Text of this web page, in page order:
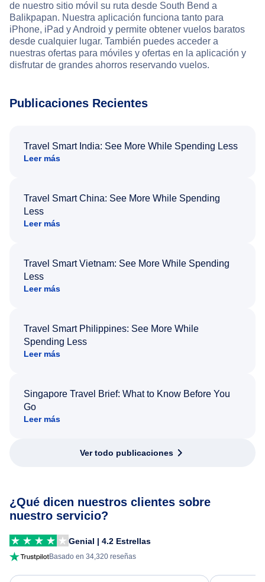
de nuestro sitio móvil su ruta desde South Bend a
Balikpapan. Nuestra aplicación funciona tanto para
iPhone, iPad y Android y permite obtener vuelos baratos
desde cualquier lugar. También puedes acceder a
nuestras ofertas para móviles y ofertas en la aplicación y
disfrutar de grandes ahorros reservando vuelos.
Publicaciones Recientes
Travel Smart India: See More While Spending Less
Leer más
Travel Smart China: See More While Spending
Less
Leer más
Travel Smart Vietnam: See More While Spending
Less
Leer más
Travel Smart Philippines: See More While
Spending Less
Leer más
Singapore Travel Brief: What to Know Before You
Go
Leer más
Ver todo publicaciones
¿Qué dicen nuestros clientes sobre
nuestro servicio?
Genial | 4.2 Estrellas
Basado en 34,320 reseñas